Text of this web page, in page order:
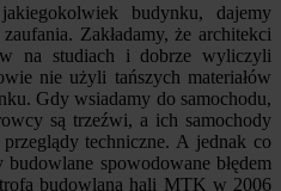
budynku, dajemy
Zakładamy, że architekci
na studiach i dobrze wyliczyli
nie użyli tańszych materiałów
Gdy wsiadamy do samochodu,
są trzeźwi, a ich samochody
techniczne. A jednak co
spowodowane błędem
budowlana hali MTK w 2006